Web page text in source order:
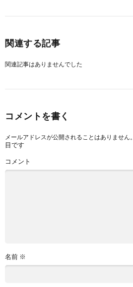
関連する記事
関連記事はありませんでした
コメントを書く
メールアドレスが公開されることはありません。
目です
コメント
名前 ※